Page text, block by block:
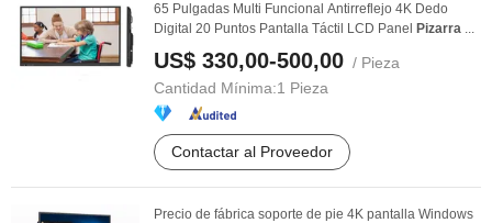
65 Pulgadas Multi Funcional Antirreflejo 4K Dedo
Digital 20 Puntos Pantalla Táctil LCD Panel
Pizarra ...
US$ 330,00-500,00 / Pieza
Cantidad Mínima:1 Pieza
Contactar al Proveedor
Precio de fábrica soporte de pie 4K pantalla Windows